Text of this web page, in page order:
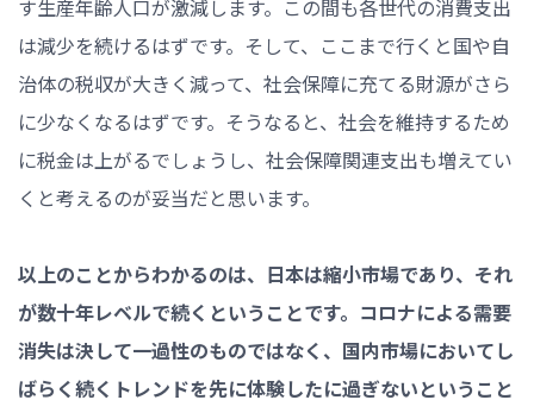
す生産年齢人口が激減します。この間も各世代の消費支出
は減少を続けるはずです。そして、ここまで行くと国や自
治体の税収が大きく減って、社会保障に充てる財源がさら
に少なくなるはずです。そうなると、社会を維持するため
に税金は上がるでしょうし、社会保障関連支出も増えてい
くと考えるのが妥当だと思います。
以上のことからわかるのは、日本は縮小市場であり、それ
が数十年レベルで続くということです。コロナによる需要
消失は決して一過性のものではなく、国内市場においてし
ばらく続くトレンドを先に体験したに過ぎないということ